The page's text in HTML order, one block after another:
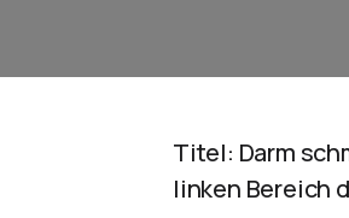
Titel: Darm
linken Bereich